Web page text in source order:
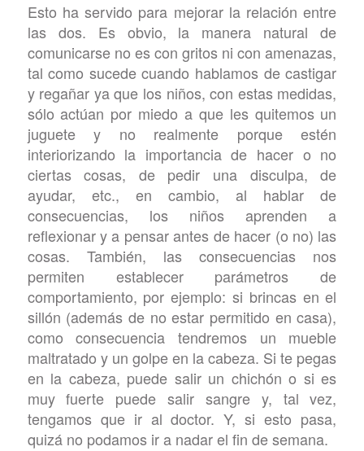
Esto ha servido para mejorar la relación entre
las dos. Es obvio, la manera natural de
comunicarse no es con gritos ni con amenazas,
tal como sucede cuando hablamos de castigar
y regañar ya que los niños, con estas medidas,
sólo actúan por miedo a que les quitemos un
juguete y no realmente porque estén
interiorizando la importancia de hacer o no
ciertas cosas, de pedir una disculpa, de
ayudar, etc., en cambio, al hablar de
consecuencias, los niños aprenden a
reflexionar y a pensar antes de hacer (o no) las
cosas. También, las consecuencias nos
permiten establecer parámetros de
comportamiento, por ejemplo: si brincas en el
sillón (además de no estar permitido en casa),
como consecuencia tendremos un mueble
maltratado y un golpe en la cabeza. Si te pegas
en la cabeza, puede salir un chichón o si es
muy fuerte puede salir sangre y, tal vez,
tengamos que ir al doctor. Y, si esto pasa,
quizá no podamos ir a nadar el fin de semana.